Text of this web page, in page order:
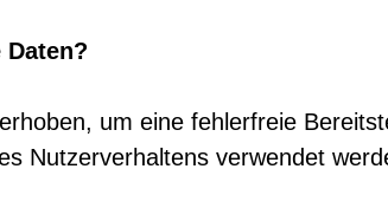
um eine fehlerfreie
Nutzerverhaltens verwendet